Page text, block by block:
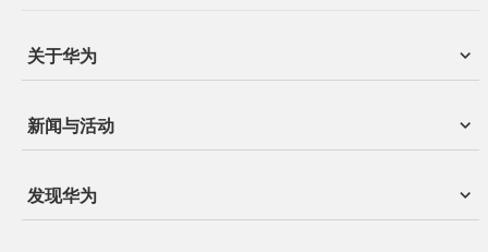
关于华为
新闻与活动
发现华为